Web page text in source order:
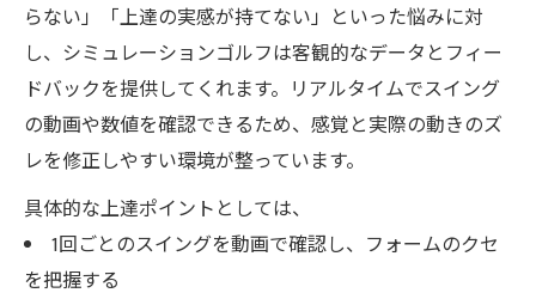
らない」「上達の実感が持てない」といった悩みに対
し、シミュレーションゴルフは客観的なデータとフィー
ドバックを提供してくれます。リアルタイムでスイング
の動画や数値を確認できるため、感覚と実際の動きのズ
レを修正しやすい環境が整っています。
具体的な上達ポイントとしては、
1回ごとのスイングを動画で確認し、フォームのクセ
を把握する